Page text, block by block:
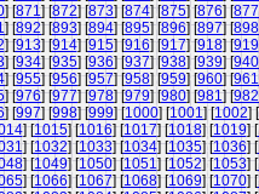
] [871] [872] [873] [874] [875] [876] [877
] [892] [893] [894] [895] [896] [897] [898
] [913] [914] [915] [916] [917] [918] [919
] [934] [935] [936] [937] [938] [939] [940
] [955] [956] [957] [958] [959] [960] [961
] [976] [977] [978] [979] [980] [981] [982
] [997] [998] [999] [1000] [1001] [1002] [
] [1015] [1016] [1017] [1018] [1019] [
] [1032] [1033] [1034] [1035] [1036] [
] [1049] [1050] [1051] [1052] [1053] [
] [1066] [1067] [1068] [1069] [1070] [